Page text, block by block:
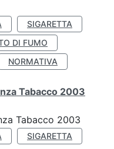
SIGARETTA
DI FUMO
NORMATIVA
Tabacco 2003
Tabacco 2003
SIGARETTA